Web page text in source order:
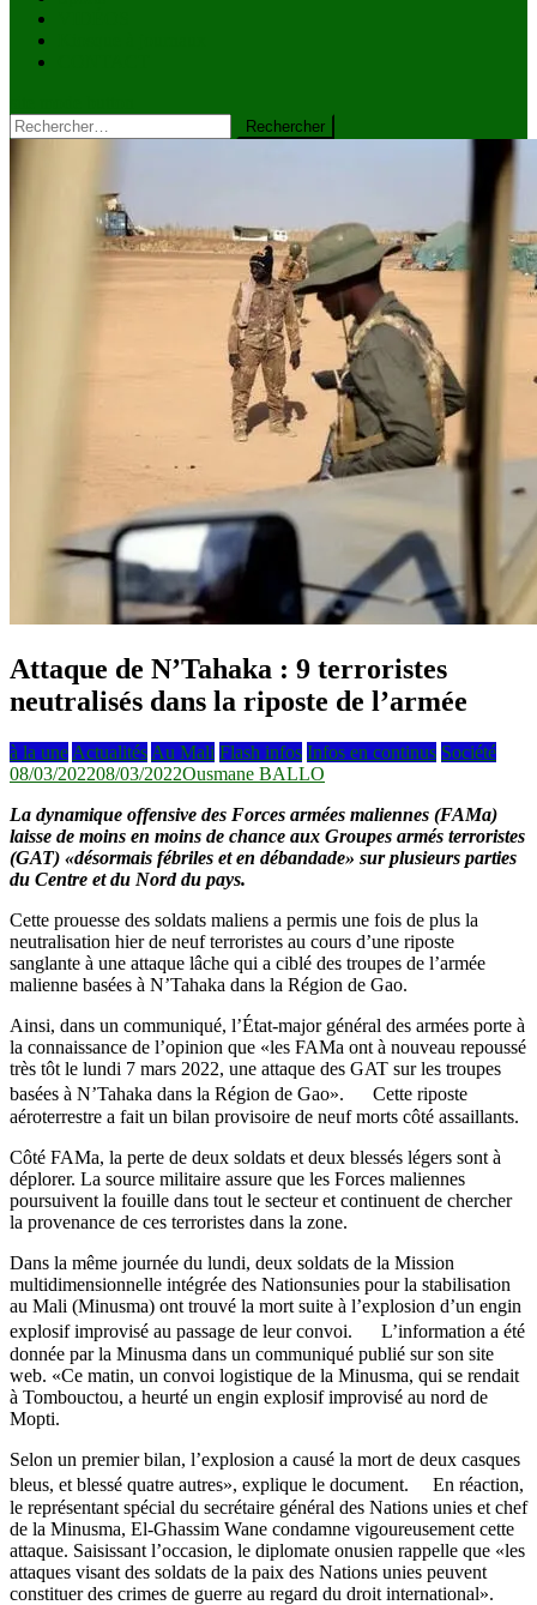
Rechercher :
Attaque de N’Tahaka : 9 terroristes
neutralisés dans la riposte de l’armée
à la une Actualités Au Mali Flash infos Infos en continus Société
08/03/202208/03/2022Ousmane BALLO
La dynamique offensive des Forces armées maliennes (FAMa)
laisse de moins en moins de chance aux Groupes armés terroristes
(GAT) «désormais fébriles et en débandade» sur plusieurs parties
du Centre et du Nord du pays.
Cette prouesse des soldats maliens a permis une fois de plus la
neutralisation hier de neuf terroristes au cours d’une riposte
sanglante à une attaque lâche qui a ciblé des troupes de l’armée
malienne basées à N’Tahaka dans la Région de Gao.
Ainsi, dans un communiqué, l’État-major général des armées porte à
la connaissance de l’opinion que «les FAMa ont à nouveau repoussé
très tôt le lundi 7 mars 2022, une attaque des GAT sur les troupes
basées à N’Tahaka dans la Région de Gao». Cette riposte
aéroterrestre a fait un bilan provisoire de neuf morts côté assaillants.
Côté FAMa, la perte de deux soldats et deux blessés légers sont à
déplorer. La source militaire assure que les Forces maliennes
poursuivent la fouille dans tout le secteur et continuent de chercher
la provenance de ces terroristes dans la zone.
Dans la même journée du lundi, deux soldats de la Mission
multidimensionnelle intégrée des Nationsunies pour la stabilisation
au Mali (Minusma) ont trouvé la mort suite à l’explosion d’un engin
explosif improvisé au passage de leur convoi. L’information a été
donnée par la Minusma dans un communiqué publié sur son site
web. «Ce matin, un convoi logistique de la Minusma, qui se rendait
à Tombouctou, a heurté un engin explosif improvisé au nord de
Mopti.
Selon un premier bilan, l’explosion a causé la mort de deux casques
bleus, et blessé quatre autres», explique le document. En réaction,
le représentant spécial du secrétaire général des Nations unies et chef
de la Minusma, El-Ghassim Wane condamne vigoureusement cette
attaque. Saisissant l’occasion, le diplomate onusien rappelle que «les
attaques visant des soldats de la paix des Nations unies peuvent
constituer des crimes de guerre au regard du droit international».